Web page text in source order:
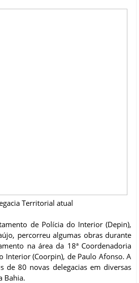
Territorial atual
de Polícia do Interior (Depin),
percorreu algumas obras durante
na área da 18ª Coordenadoria
Interior (Coorpin), de Paulo Afonso. A
de 80 novas delegacias em diversas
Bahia.